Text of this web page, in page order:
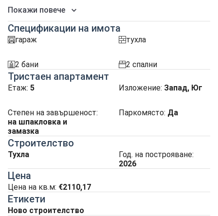
Покажи повече
Спецификации на имота
garajгараж tuhlaтухла
sanitarno_pomeshtenie 2 бани spalnia2 спални
Тристаен апартамент
Етаж: 5 Изложение: Запад, Юг
Степен на завършеност:
на шпакловка и
замазка
Паркомясто: Да
Строителство
Тухла
Год. на построяване:
2026
Цена
Цена на кв.м: €2110,17
Етикети
Ново строителство